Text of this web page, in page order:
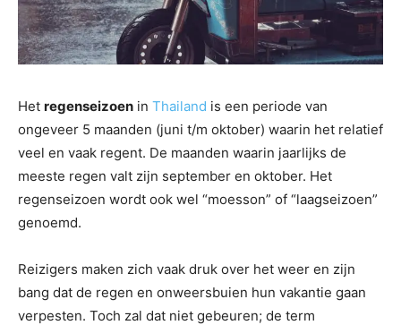
Het regenseizoen in Thailand is een periode van
ongeveer 5 maanden (juni t/m oktober) waarin het relatief
veel en vaak regent. De maanden waarin jaarlijks de
meeste regen valt zijn september en oktober. Het
regenseizoen wordt ook wel “moesson” of “laagseizoen”
genoemd.
Reizigers maken zich vaak druk over het weer en zijn
bang dat de regen en onweersbuien hun vakantie gaan
verpesten. Toch zal dat niet gebeuren; de term